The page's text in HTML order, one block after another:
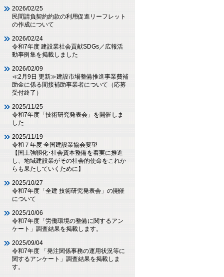
2026/02/25
民間請負契約約款の利用促進リーフレット
の作成について
2026/02/24
令和7年度 建設業社会貢献SDGs／広報活
動事例集を掲載しました
2026/02/09
≪2月9日 更新≫建設市場整備推進事業費補
助金に係る間接補助事業者について（応募
受付終了）
2025/11/25
令和7年度「技術研究発表会」を開催しま
した
2025/11/19
令和７年度 全国建設業協会要望
【国土強靱化･社会資本整備を着実に推進
し、地域建設業がその社会的使命をこれか
らも果たしていくために】
2025/10/27
令和7年度「全建 技術研究発表会」の開催
について
2025/10/06
令和7年度「労働環境の整備に関するアン
ケート」調査結果を掲載します。
2025/09/04
令和7年度 「発注関係事務の運用状況等に
関するアンケート」調査結果を掲載しま
す。